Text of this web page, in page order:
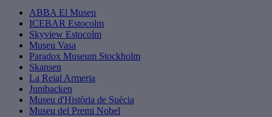
ABBA El Museu
ICEBAR Estocolm
Skyview Estocolm
Museu Vasa
Paradox Museum Stockholm
Skansen
La Reial Armeria
Junibacken
Museu d'Història de Suècia
Museu del Premi Nobel